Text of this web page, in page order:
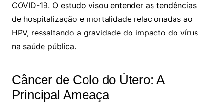
COVID-19. O estudo visou entender as tendências
de hospitalização e mortalidade relacionadas ao
HPV, ressaltando a gravidade do impacto do vírus
na saúde pública.
Câncer de Colo do Útero: A
Principal Ameaça